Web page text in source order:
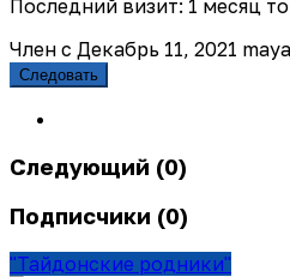
Последний визит: 1 месяц
Член с Декабрь 11, 2021
Следовать
Следующий (0)
Подписчики (0)
"Тайдонские родники"